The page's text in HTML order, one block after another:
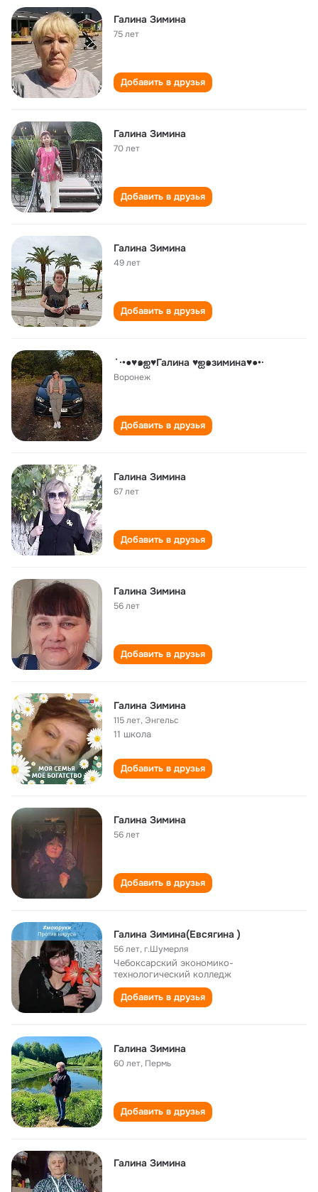
Галина Зимина
75 лет
Добавить в друзья
Галина Зимина
70 лет
Добавить в друзья
Галина Зимина
49 лет
Добавить в друзья
˙·•●♥๑ஐ♥Галина ♥ஐ๑зимина♥●•·
Воронеж
Добавить в друзья
Галина Зимина
67 лет
Добавить в друзья
Галина Зимина
56 лет
Добавить в друзья
Галина Зимина
115 лет, Энгельс
11 школа
Добавить в друзья
Галина Зимина
56 лет
Добавить в друзья
Галина Зимина(Евсягина )
56 лет,г.Шумерля
Чебоксарский экономико-
технологический колледж
Добавить в друзья
Галина Зимина
60 лет, Пермь
Добавить в друзья
Галина Зимина